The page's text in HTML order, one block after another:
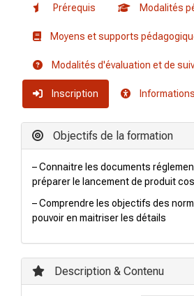
Prérequis Modalités
Moyens et supports
Modalités d'évaluation et de
Inscription
Objectifs de la formation
– Connaitre les documents
préparer le lancement de produit
– Comprendre les objectifs des
pouvoir en maitriser les détails
Description & Contenu